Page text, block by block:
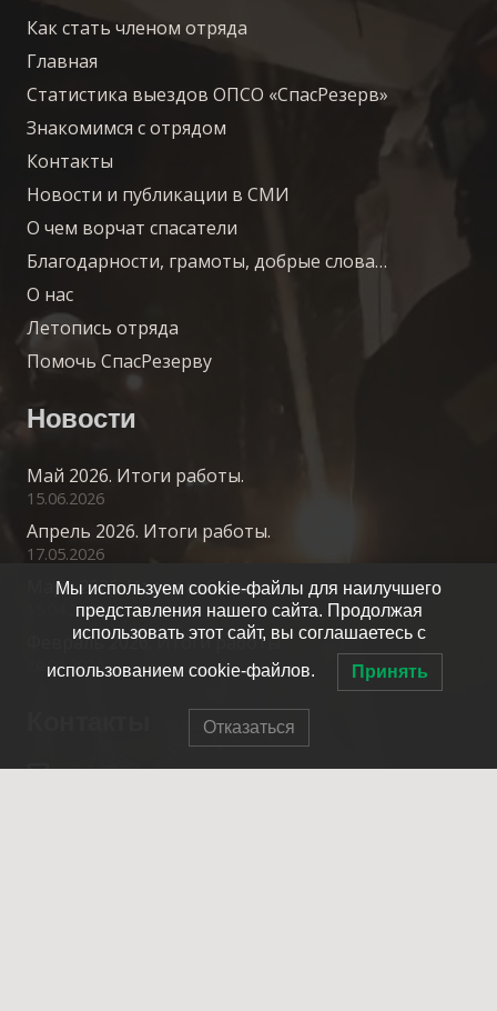
Как стать членом отряда
Главная
Статистика выездов ОПСО «СпасРезерв»
Знакомимся с отрядом
Контакты
Новости и публикации в СМИ
О чем ворчат спасатели
Благодарности, грамоты, добрые слова…
О нас
Летопись отряда
Помочь СпасРезерву
Новости
Май 2026. Итоги работы.
15.06.2026
Апрель 2026. Итоги работы.
17.05.2026
Март 2026. Итоги работы.
15.04.2026
Февраль 2026. Итоги работы.
20.03.2026
info@spasrezerv.ru
Мы используем cookie-файлы для наилучшего
представления нашего сайта. Продолжая
использовать этот сайт, вы соглашаетесь с
использованием cookie-файлов. Принять
Отказаться